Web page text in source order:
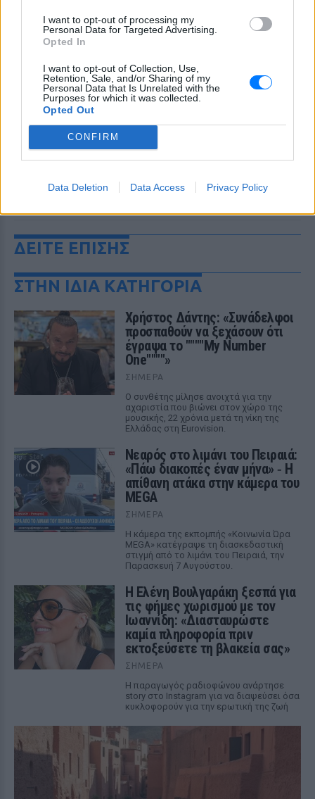
I want to opt-out of processing my
Personal Data for Targeted Advertising.
Opted In
I want to opt-out of Collection, Use,
Retention, Sale, and/or Sharing of my
Personal Data that Is Unrelated with the
Purposes for which it was collected.
Opted Out
CONFIRM
Data Deletion Data Access Privacy Policy
ΔΕΙΤΕ ΕΠΙΣΗΣ
ΣΤΗΝ ΙΔΙΑ ΚΑΤΗΓΟΡΙΑ
Χρήστος Δάντης: «Συνάδελφοι
προσπαθούν να ξεχάσουν ότι
έγραψα το """"My Number
One""""»
ΣΉΜΕΡΑ
Ο συνθέτης μίλησε ανοιχτά για την
αχαριστία που βιώνει στον χώρο της
μουσικής, 22 χρόνια μετά τη νίκη της
Ελλάδας στη Eurovision.
Νεαρός στο λιμάνι του Πειραιά:
«Πάω διακοπές έναν μήνα» ‑ Η
απίθανη ατάκα στην κάμερα του
MEGA
ΣΉΜΕΡΑ
Η κάμερα της εκπομπής «Κοινωνία Ώρα
MEGA» κατέγραψε τη διασκεδαστική
στιγμή από το λιμάνι του Πειραιά, την
Παρασκευή 7 Αυγούστου.
Η Ελένη Βουλγαράκη ξεσπά για
τις φήμες χωρισμού με τον
Ιωαννίδη: «Διασταυρώστε
καμία πληροφορία πριν
εκτοξεύσετε τη βλακεία σας»
ΣΉΜΕΡΑ
Η παραγωγός ραδιοφώνου ανάρτησε
story στο Instagram για να διαψεύσει όσα
κυκλοφορούν για την ερωτική της ζωή